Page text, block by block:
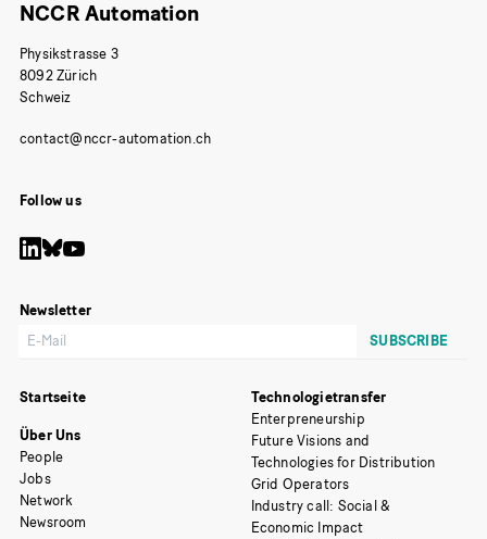
NCCR Automation
Physikstrasse 3
8092 Zürich
Schweiz
Follow us
Newsletter
Startseite
Über Uns
People
Jobs
Network
Newsroom
Technologietransfer
Enterpreneurship
Future Visions and
Technologies for Distribution
Grid Operators
Industry call: Social &
Economic Impact